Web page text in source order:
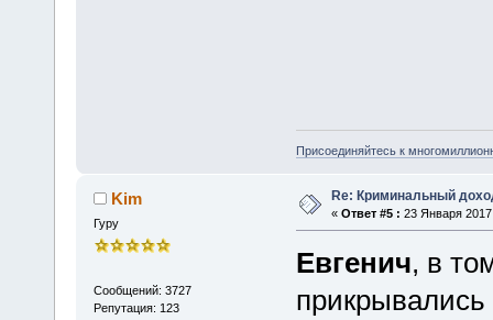
Присоединяйтесь к
Kim
Гуру
Сообщений: 3727
Репутация: 123
Re: Криминальный
« Ответ #5 : 23 Января
Евгенич, в